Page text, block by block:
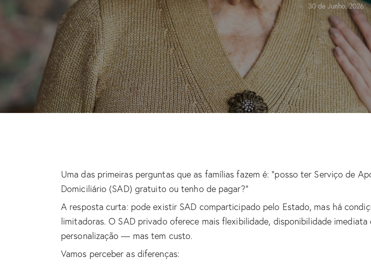
30 de Junho, 2026
Uma das primeiras perguntas que as famílias fazem é: “posso ter Serviço de
Domiciliário (SAD) gratuito ou tenho de pagar?”
A resposta curta: pode existir SAD comparticipado pelo Estado, mas há
limitadoras. O SAD privado oferece mais flexibilidade, disponibilidade imediata
personalização — mas tem custo.
Vamos perceber as diferenças: